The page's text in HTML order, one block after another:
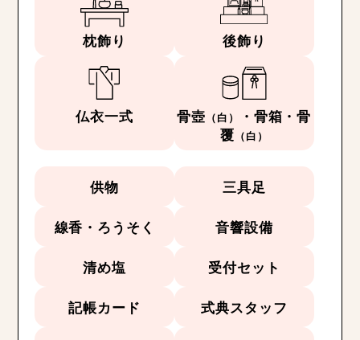
枕飾り 後飾り
仏衣一式 骨壺 （白）
・骨箱・骨
覆 （白）
供物 三具足
線香・ろうそく 音響設備
清め塩 受付セット
記帳カード 式典スタッフ